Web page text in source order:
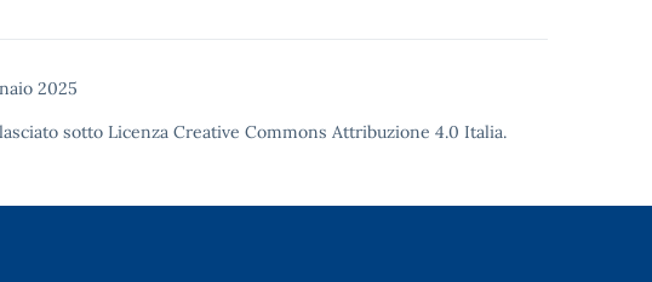
2025
sotto Licenza Creative Commons Attribuzione 4.0 Italia.